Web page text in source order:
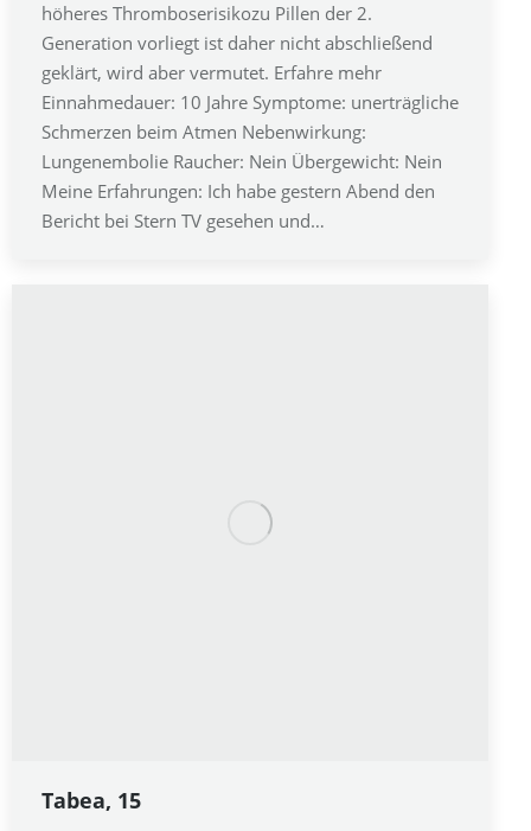
höheres Thromboserisikozu Pillen der 2.
Generation vorliegt ist daher nicht abschließend
geklärt, wird aber vermutet. Erfahre mehr
Einnahmedauer: 10 Jahre Symptome: unerträgliche
Schmerzen beim Atmen Nebenwirkung:
Lungenembolie Raucher: Nein Übergewicht: Nein
Meine Erfahrungen: Ich habe gestern Abend den
Bericht bei Stern TV gesehen und…
Tabea, 15